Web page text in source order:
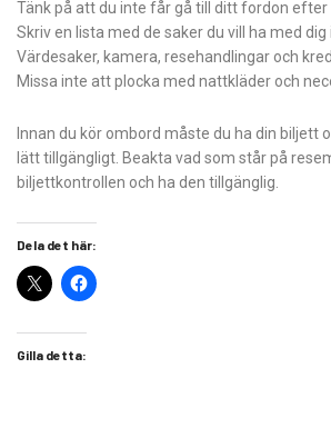
Tänk på att du inte får gå till ditt fordon efter
Skriv en lista med de saker du vill ha med dig
Värdesaker, kamera, resehandlingar och
Missa inte att plocka med nattkläder och
Innan du kör ombord måste du ha din biljett
lätt tillgängligt. Beakta vad som står på
biljettkontrollen och ha den tillgänglig.
Dela det här:
Gilla detta: